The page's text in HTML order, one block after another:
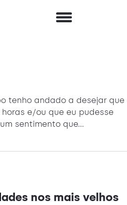
tenho andado a desejar que
e/ou que eu pudesse
sentimento que...
nos mais velhos